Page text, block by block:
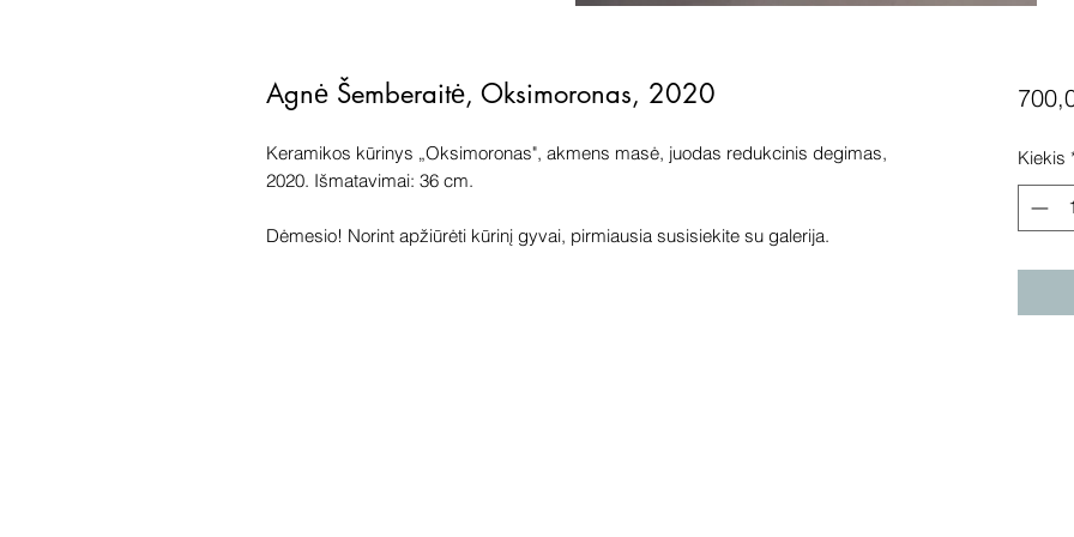
Agnė Šemberaitė, Oksimoronas, 2020
Keramikos kūrinys „Oksimoronas", akmens masė, juodas redukcinis degimas,
2020. Išmatavimai: 36 cm.
Dėmesio! Norint apžiūrėti kūrinį gyvai, pirmiausia susisiekite su galerija.
Kiekis